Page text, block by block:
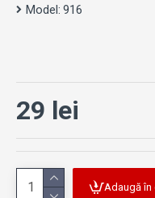
Model: 916
29 lei
Adaugă în